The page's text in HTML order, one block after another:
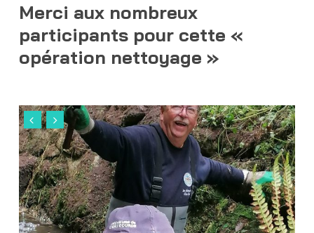
Merci aux nombreux
participants pour cette «
opération nettoyage »